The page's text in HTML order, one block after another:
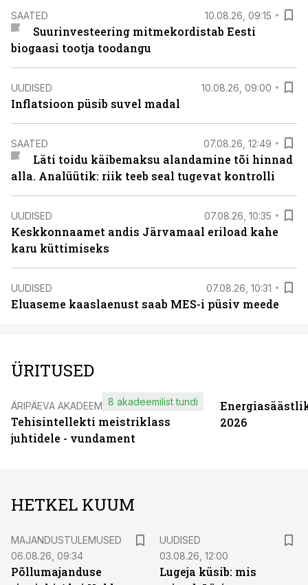
SAATED 10.08.26, 09:15
Suurinvesteering mitmekordistab Eesti
biogaasi tootja toodangu
UUDISED 10.08.26, 09:00
Inflatsioon püsib suvel madal
SAATED 07.08.26, 12:49
Läti toidu käibemaksu alandamine tõi hinnad
alla. Analüütik: riik teeb seal tugevat kontrolli
UUDISED 07.08.26, 10:35
Keskkonnaamet andis Järvamaal eriload kahe
karu küttimiseks
UUDISED 07.08.26, 10:31
Eluaseme kaaslaenust saab MES-i püsiv meede
ÜRITUSED
ÄRIPÄEVA AKADEEMIA
Tehisintellekti meistriklass
juhtidele - vundament
8 akadeemilist tundi
2026
HETKEL KUUM
MAJANDUSTULEMUSED
06.08.26, 09:34
Põllumajanduse
UUDISED
03.08.26, 12:00
Lugeja küsib: mis